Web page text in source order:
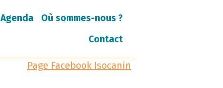
Agenda
Où sommes-nous ?
Contact
Page Facebook Isocanin